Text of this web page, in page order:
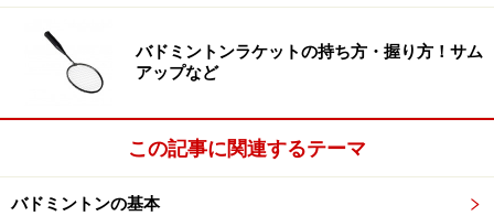
がある人が意外(?)と多いのは事実です。
ただ、「日本であまり報道されていないからマイナー
バドミントンラケットの持ち方・握り方！サム
アップなど
この記事に関連するテーマ
バドミントンの基本